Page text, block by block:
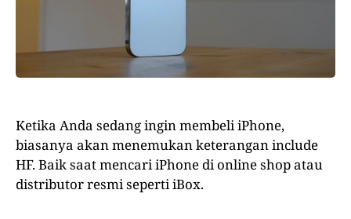
Ketika Anda sedang ingin membeli iPhone,
biasanya akan menemukan keterangan include
HF. Baik saat mencari iPhone di online shop atau
distributor resmi seperti iBox.